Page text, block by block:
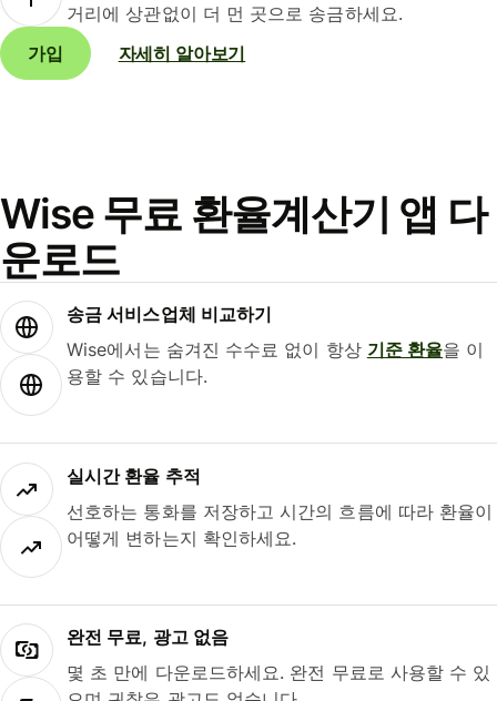
거리에 상관없이 더 먼 곳으로 송금하세요.
가입
자세히 알아보기
Wise 무료 환율계산기 앱 다
운로드
송금 서비스업체 비교하기
Wise에서는 숨겨진 수수료 없이 항상 기준 환율을 이
용할 수 있습니다.
실시간 환율 추적
선호하는 통화를 저장하고 시간의 흐름에 따라 환율이
어떻게 변하는지 확인하세요.
완전 무료, 광고 없음
몇 초 만에 다운로드하세요. 완전 무료로 사용할 수 있